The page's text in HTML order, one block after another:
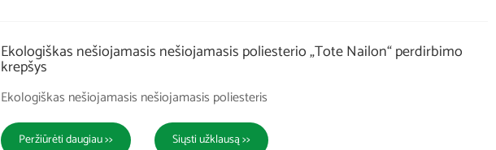
Ekologiškas nešiojamasis nešiojamasis poliesterio „Tote Nailon“ perdirbimo
krepšys
Ekologiškas nešiojamasis nešiojamasis poliesteris
Peržiūrėti daugiau >> Siųsti užklausą >>